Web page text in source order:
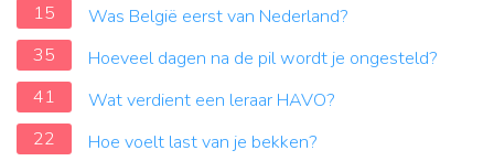
15
Was België eerst van Nederland?
35
Hoeveel dagen na de pil wordt je ongesteld?
41
Wat verdient een leraar HAVO?
22
Hoe voelt last van je bekken?